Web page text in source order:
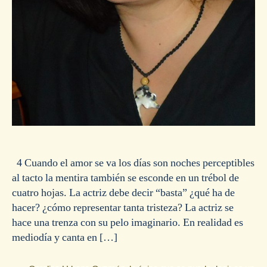
4 Cuando el amor se va los días son noches perceptibles
al tacto la mentira también se esconde en un trébol de
cuatro hojas. La actriz debe decir “basta” ¿qué ha de
hacer? ¿cómo representar tanta tristeza? La actriz se
hace una trenza con su pelo imaginario. En realidad es
mediodía y canta en […]